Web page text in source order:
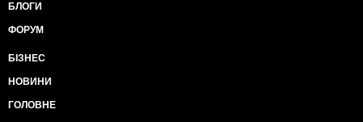
БЛОГИ
ФОРУМ
БІЗНЕС
НОВИНИ
ГОЛОВНЕ